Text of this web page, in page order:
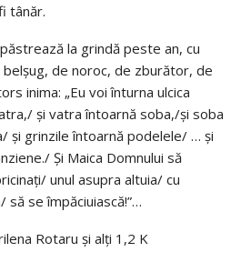
tânăr.
la grindă peste an, cu
de noroc, de zburător, de
inima: „Eu voi înturna ulcica
și vatra întoarnă soba,/și soba
și grinzile întoarnă podelele/ … și
Și Maica Domnului să
unul asupra altuia/ cu
se împăciuiască!”…
Rotaru şi alţi 1,2 K